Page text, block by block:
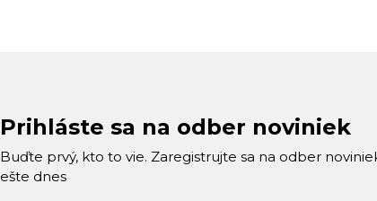
Prihláste sa na odber noviniek
Buďte prvý, kto to vie. Zaregistrujte sa na odber
ešte dnes